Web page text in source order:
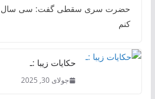
حضرت سری سقطی گفت: سی سال
کنم
حکایات زیبا :ـ
جولای 30, 2025